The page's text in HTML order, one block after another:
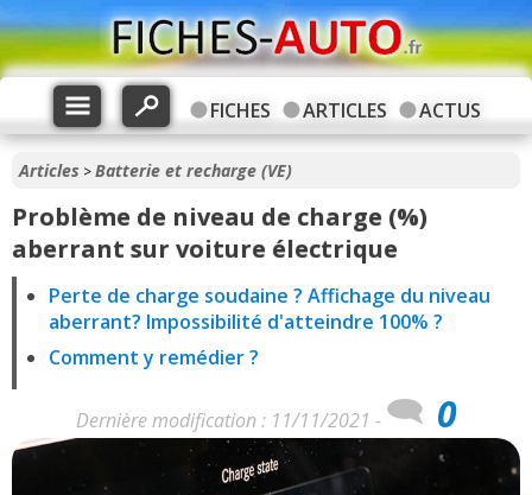
FICHES ARTICLES ACTUS
Articles >Batterie et recharge (VE)
Problème de niveau de charge (%)
aberrant sur voiture électrique
Perte de charge soudaine ? Affichage du niveau
aberrant? Impossibilité d'atteindre 100% ?
Comment y remédier ?
Dernière modification : 11/11/2021 - 0